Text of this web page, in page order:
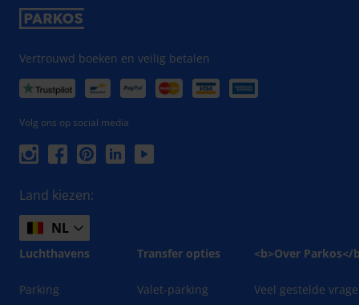
Vertrouwd boeken en veilig betalen
Volg ons op social media
Land kiezen:
NL
Luchthavens
Parking
Transfer opties
Valet-parking
<b>Over Parkos</
Veel gestelde